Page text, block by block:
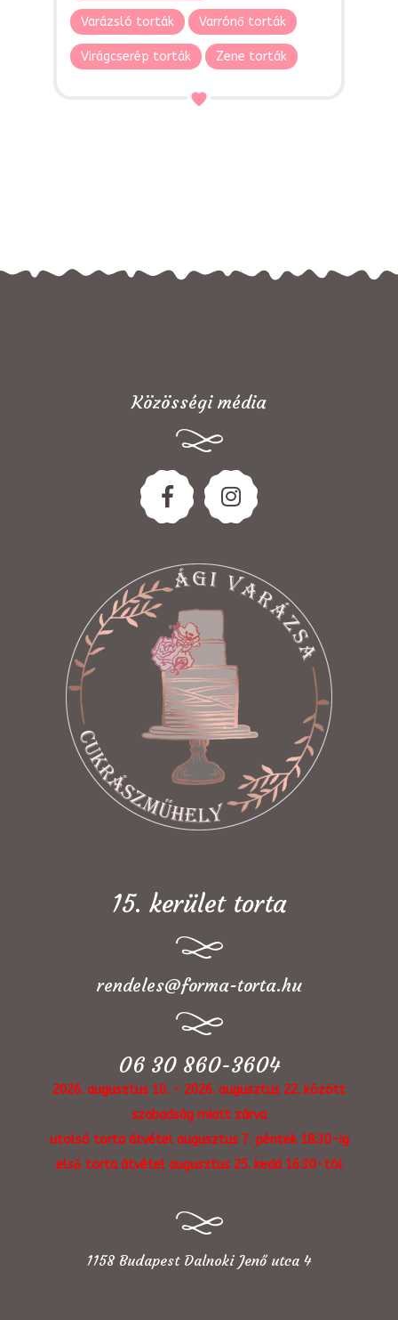
Varázsló torták Varrónő torták
Virágcserép torták Zene torták
Közösségi média
15. kerület torta
rendeles@forma-torta.hu
06 30 860-3604
2026. augusztus 10. - 2026. augusztus 22. között
szabadság miatt zárva
utolsó torta átvétel augusztus 7. péntek 18:30-ig
első torta átvétel augusztus 25. kedd 16:30-tól
1158 Budapest Dalnoki Jenő utca 4